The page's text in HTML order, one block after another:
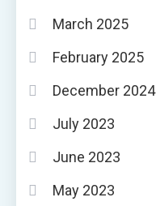
March 2025
February 2025
December 2024
July 2023
June 2023
May 2023